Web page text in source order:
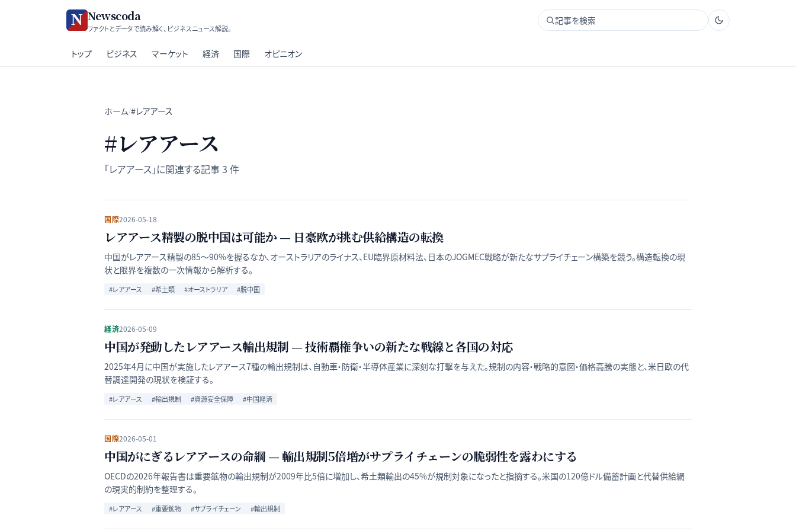
Newscoda
ファクトとデータで読み解く、ビジネスニュース解説。
記事を検索
トップ ビジネス マーケット 経済 国際 オピニオン
ホーム/#レアアース
#レアアース
「レアアース 」に関連する記事3 件
国際2026-05-18
レアアース精製の脱中国は可能か — 日豪欧が挑む供給構造の転換
中国がレアアース精製の85〜90%を握るなか、オーストラリアのライナス、EU臨界原材料法、日本のJOGMEC戦略が新たなサプライチェーン構築を競う。構造転換の現
状と限界を複数の一次情報から解析する。
#レアアース #希土類 #オーストラリア #脱中国
経済2026-05-09
中国が発動したレアアース輸出規制 — 技術覇権争いの新たな戦線と各国の対応
2025年4月に中国が実施したレアアース7種の輸出規制は、自動車・防衛・半導体産業に深刻な打撃を与えた。規制の内容・戦略的意図・価格高騰の実態と、米日欧の代
替調達開発の現状を検証する。
#レアアース #輸出規制 #資源安全保障 #中国経済
国際2026-05-01
中国がにぎるレアアースの命綱 — 輸出規制5倍増がサプライチェーンの脆弱性を露わにする
OECDの2026年報告書は重要鉱物の輸出規制が2009年比5倍に増加し、希土類輸出の45%が規制対象になったと指摘する。米国の120億ドル備蓄計画と代替供給網
の現実的制約を整理する。
#レアアース #重要鉱物 #サプライチェーン #輸出規制